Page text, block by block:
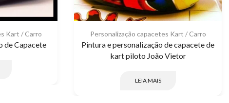
Kart / Carro
de Capacete
Personalização capacetes Kart / Carro
Pintura e personalização de capacete de
kart piloto João Vietor
LEIA MAIS